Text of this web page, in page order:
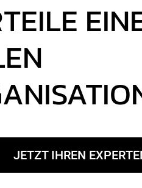
JETZT IHREN